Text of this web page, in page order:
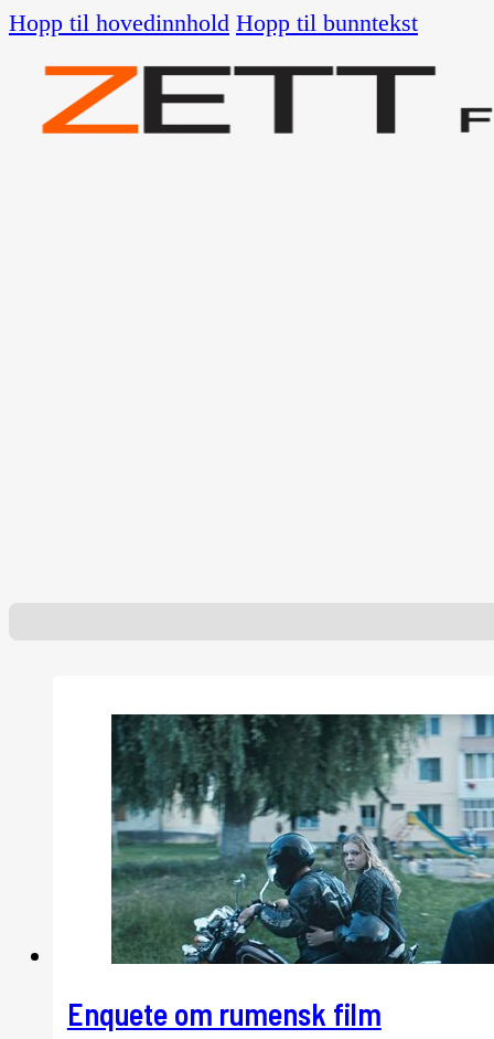
Hopp til hovedinnhold Hopp til bunntekst
Enquete om rumensk film